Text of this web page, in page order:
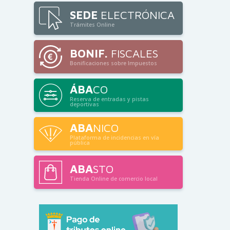
SEDE ELECTRÓNICA
Trámites Online
BONIF. FISCALES
Bonificaciones sobre Impuestos
ÁBACO
Reserva de entradas y pistas
deportivas
ABANICO
Plataforma de incidencias en vía
pública
ABASTO
Tienda Online de comercio local